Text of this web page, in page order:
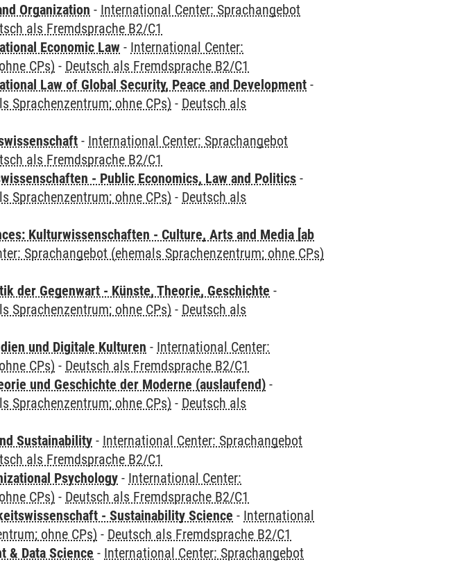
Organization - International Center: Sprachangebot
als Fremdsprache B2/C1
Economic Law - International Center:
CPs) - Deutsch als Fremdsprache B2/C1
Law of Global Security, Peace and Development -
Sprachenzentrum; ohne CPs) - Deutsch als
- International Center: Sprachangebot
als Fremdsprache B2/C1
- Public Economics, Law and Politics -
Sprachenzentrum; ohne CPs) - Deutsch als
Kulturwissenschaften - Culture, Arts and Media [ab
Sprachangebot (ehemals Sprachenzentrum; ohne CPs)
der Gegenwart - Künste, Theorie, Geschichte -
Sprachenzentrum; ohne CPs) - Deutsch als
und Digitale Kulturen - International Center:
CPs) - Deutsch als Fremdsprache B2/C1
und Geschichte der Moderne (auslaufend) -
Sprachenzentrum; ohne CPs) - Deutsch als
Sustainability - International Center: Sprachangebot
als Fremdsprache B2/C1
Psychology - International Center:
CPs) - Deutsch als Fremdsprache B2/C1
- Sustainability Science - International
ohne CPs) - Deutsch als Fremdsprache B2/C1
& Data Science - International Center: Sprachangebot